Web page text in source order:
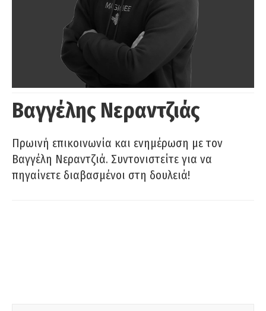
Βαγγέλης Νεραντζιάς
Πρωινή επικοινωνία και ενημέρωση με τον
Βαγγέλη Νεραντζιά. Συντονιστείτε για να
πηγαίνετε διαβασμένοι στη δουλειά!